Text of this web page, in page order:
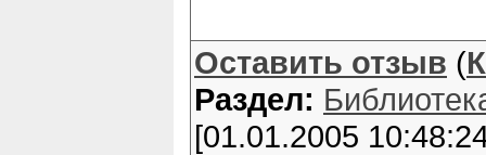
Оставить отзыв (
Раздел:
[01.01.2005